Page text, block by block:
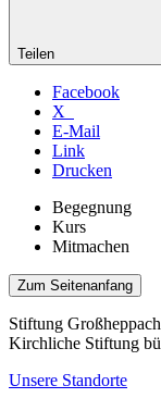
Teilen
Facebook
X
E-Mail
Link
Drucken
Begegnung
Kurs
Mitmachen
Zum Seitenanfang
Stiftung
Kirchliche Stiftung
Unsere Standorte